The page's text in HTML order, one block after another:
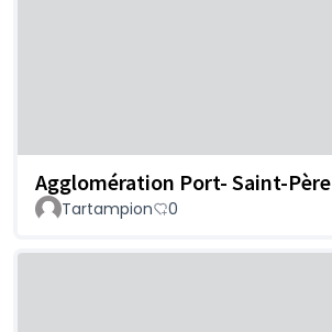
Agglomération Port- Saint-Père
Tartampion 0